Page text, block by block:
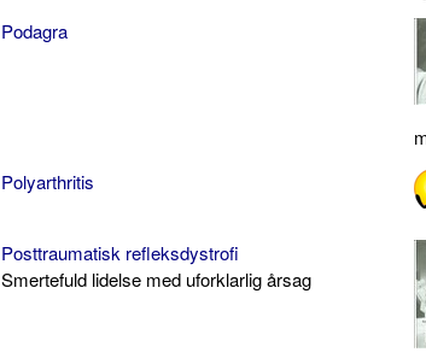
Podagra
Polyarthritis
Posttraumatisk refleksdystrofi
Smertefuld lidelse med uforklarlig årsag